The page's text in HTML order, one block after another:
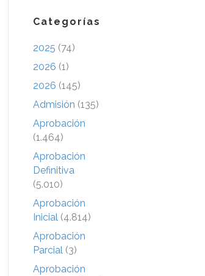
Categorías
2025 (74)
2026 (1)
2026 (145)
Admisión (135)
Aprobación
(1.464)
Aprobación
Definitiva
(5.010)
Aprobación
Inicial (4.814)
Aprobación
Parcial (3)
Aprobación